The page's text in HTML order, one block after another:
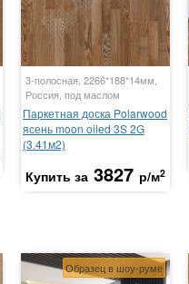
3-полосная, 2266*188*14мм,
Россия, под маслом
Паркетная доска Polarwood
ясень moon oiled 3S 2G
(3.41м2)
Купить за 3827 р/м2
Образец в шоу-руме